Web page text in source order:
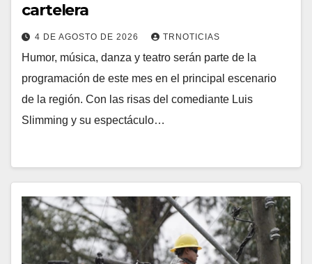
cartelera
4 DE AGOSTO DE 2026 TRNOTICIAS
Humor, música, danza y teatro serán parte de la
programación de este mes en el principal escenario
de la región. Con las risas del comediante Luis
Slimming y su espectáculo…